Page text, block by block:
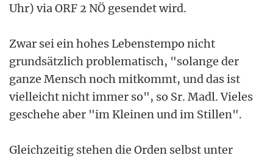
Uhr) via ORF 2 NÖ gesendet wird.
Zwar sei ein hohes Lebenstempo nicht
grundsätzlich problematisch, "solange der
ganze Mensch noch mitkommt, und das ist
vielleicht nicht immer so", so Sr. Madl. Vieles
geschehe aber "im Kleinen und im Stillen".
Gleichzeitig stehen die Orden selbst unter